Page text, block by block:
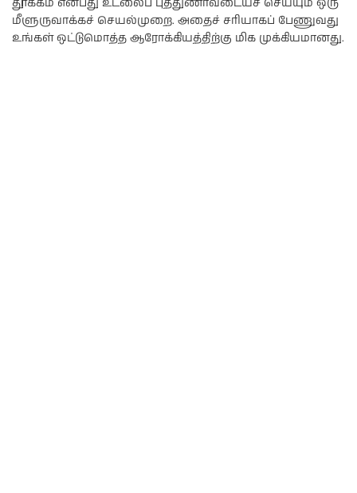
தூக்கம் என்பது உடலைப் புத்துணர்வடையச் செய்யும் ஒரு
மீளுருவாக்கச் செயல்முறை. அதைச் சரியாகப் பேணுவது
உங்கள் ஒட்டுமொத்த ஆரோக்கியத்திற்கு மிக முக்கியமானது.